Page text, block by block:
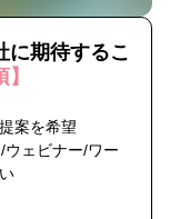
に期待するこ
案を希望
ウェビナー/ワー